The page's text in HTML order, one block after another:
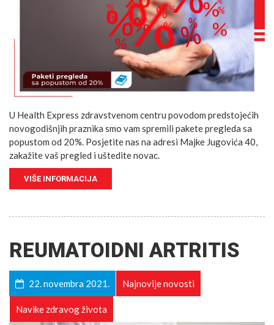
U Health Express zdravstvenom centru povodom predstojećih
novogodišnjih praznika smo vam spremili pakete pregleda sa
popustom od 20%. Posjetite nas na adresi Majke Jugovića 40,
zakažite vaš pregled i uštedite novac.
VIŠE INFORMACIJA
REUMATOIDNI ARTRITIS
22. novembra 2021. Najnovije novosti
Navike zdravog života